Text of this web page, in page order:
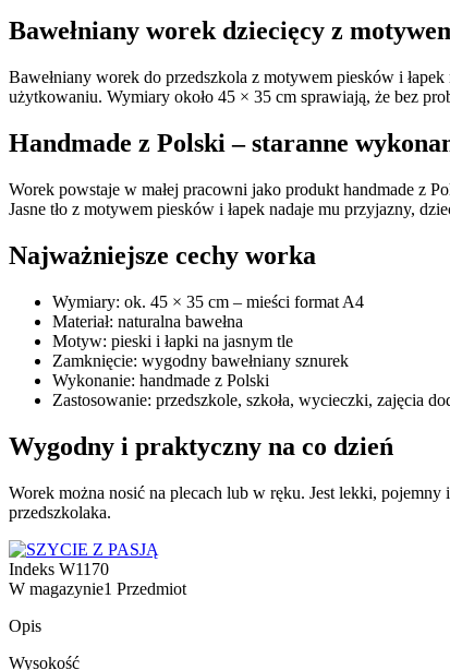
Bawełniany worek dziecięcy z
Bawełniany worek do przedszkola z motywem piesków i
użytkowaniu. Wymiary około 45 × 35 cm sprawiają, że bez
Handmade z Polski – staranne
Worek powstaje w małej pracowni jako produkt handmade z
Jasne tło z motywem piesków i łapek nadaje mu przyjazny,
Najważniejsze cechy worka
Wymiary: ok. 45 × 35 cm – mieści format A4
Materiał: naturalna bawełna
Motyw: pieski i łapki na jasnym tle
Zamknięcie: wygodny bawełniany sznurek
Wykonanie: handmade z Polski
Zastosowanie: przedszkole, szkoła, wycieczki, zajęcia
Wygodny i praktyczny na co dzień
Worek można nosić na plecach lub w ręku. Jest lekki,
przedszkolaka.
Indeks W1170
W magazynie1 Przedmiot
Opis
Wysokość